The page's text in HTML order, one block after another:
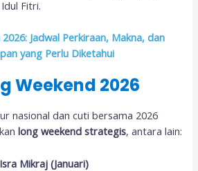
Fitri.
2026: Jadwal Perkiraan, Makna, dan
yang Perlu Diketahui
Weekend 2026
nasional dan cuti bersama 2026
long weekend strategis, antara lain:
Mikraj (Januari)